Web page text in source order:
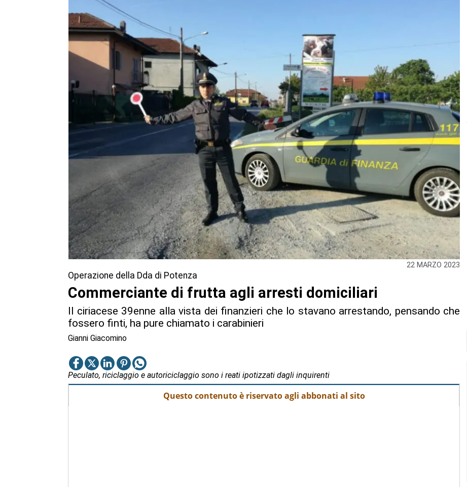
22 MARZO 2023
Operazione della Dda di Potenza
Commerciante di frutta agli arresti domiciliari
Il ciriacese 39enne alla vista dei finanzieri che lo stavano arrestando, pensando che
fossero finti, ha pure chiamato i carabinieri
Gianni Giacomino
Peculato, riciclaggio e autoriciclaggio sono i reati ipotizzati dagli inquirenti
Questo contenuto è riservato agli abbonati al sito